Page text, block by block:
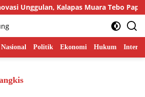
Unggulan, Kalapas Muara Tebo
Nasional Politik Ekonomi Hukum